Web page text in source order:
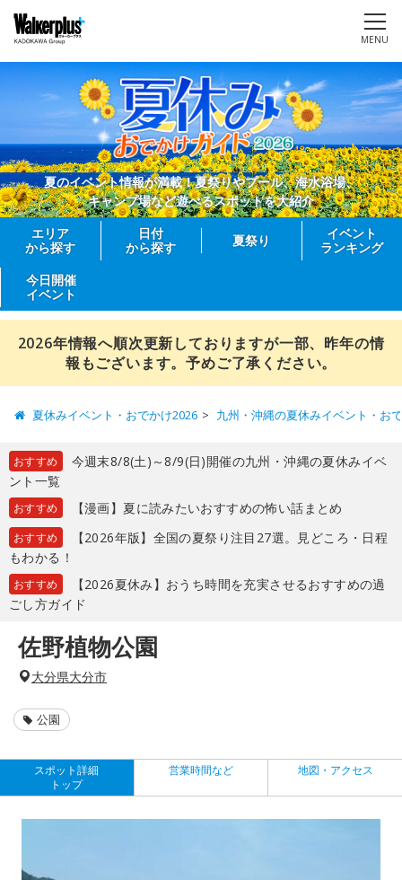
MENU
夏のイベント情報が満載！夏祭りやプール、海水浴場、
キャンプ場など遊べるスポットを大紹介
エリア
から探す
日付
から探す
夏祭り
イベント
ランキング
今日開催
イベント
2026年情報へ順次更新しておりますが一部、昨年の情
報もございます。予めご了承ください。
夏休みイベント・おでかけ2026 九州・沖縄の夏休みイベント・お
おすすめ
今週末8/8(土)～8/9(日)開催の九州・沖縄の夏休みイベ
ント一覧
おすすめ 【漫画】夏に読みたいおすすめの怖い話まとめ
おすすめ
【2026年版】全国の夏祭り注目27選。見どころ・日程
もわかる！
おすすめ
【2026夏休み】おうち時間を充実させるおすすめの過
ごし方ガイド
佐野植物公園
大分県大分市
公園
スポット詳細
トップ
営業時間など 地図・アクセス